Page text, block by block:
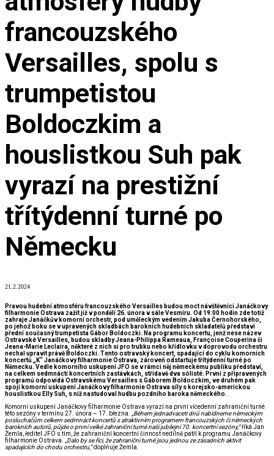
francouzského
Versailles, spolu s
trumpetistou
Boldoczkim a
houslistkou Suh pak
vyrazí na prestižní
třítýdenní turné po
Německu
21.2.2024
Pravou hudební atmosféru francouzského Versailles budou moct návštěvníci Janáčkovy
filharmonie Ostrava zažít již v pondělí 26. února v sále Vesmíru. Od 19:00 hodin zde totiž
zahraje Janáčkův komorní orchestr, pod uměleckým vedením Jakuba Černohorského,
po jehož boku se v upravených skladbách barokních hudebních skladatelů představí
přední současný trumpetista Gábor Boldoczki. Na programu koncertu, jenž nese název
Ostravské Versailles, budou skladby Jeana-Philippa Rameaua, Françoise Couperina či
Jeana-Marie Leclaira, některé z nich si pro trubku nebo křídlovku v doprovodu orchestru
nechal upravit právě Boldoczki. Tento ostravský koncert, spadající do cyklu komorních
koncertů „K“ Janáčkovy filharmonie Ostrava, zároveň odstartuje třítýdenní turné po
Německu. Vedle komorního uskupení JFO se v rámci něj německému publiku představí,
na celkem sedmnácti koncertních zastávkách, střídavě dva sólisté. První z připravených
programů odpovídá Ostravskému Versailles s Gáborem Boldoczkim, ve druhém pak
spojí komorní uskupení Janáčkovy filharmonie Ostrava síly s korejsko-americkou
houslistkou Elly Suh, s níž nastudoval hudbu pozdního baroka německého.
Komorní uskupení Janáčkovy filharmonie Ostrava vyrazí na první vícedenní zahraniční turné
této sezóny v termínu 27. února – 17. března. „Během jednadvaceti dnů nabídneme německým
posluchačům celkem sedmnáct koncertů s atraktivním programem francouzských či německých
barokních autorů, půjde o první velké zahraniční turné naší jubilejní 70. koncertní sezóny,“říká Jan
Žemla, ředitel JFO s tím, že zahraniční koncertní činnost nedílně patří k programu Janáčkovy
filharmonie Ostrava. „Dalo by se říci, že zahraniční turné jsou jednou ze zásadních aktivit
spadajících do chodu orchestru,“doplňuje Žemla.